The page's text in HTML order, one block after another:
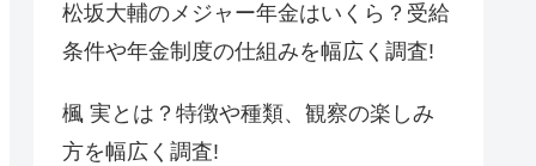
松坂大輔のメジャー年金はいくら？受給
条件や年金制度の仕組みを幅広く調査!
楓 実とは？特徴や種類、観察の楽しみ
方を幅広く調査!